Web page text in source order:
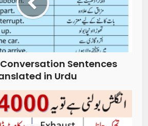
Sentences
in Urdu